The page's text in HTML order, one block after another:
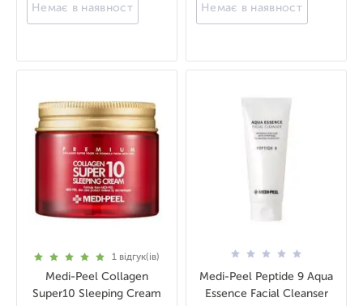
Немає в наявності Немає в наявності
1 відгук(ів)
Medi-Peel Collagen
Super10 Sleeping Cream
Medi-Peel Peptide 9 Aqua
Essence Facial Cleanser